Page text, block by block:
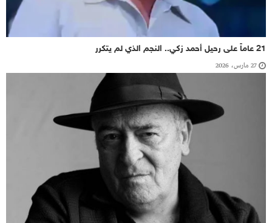
21 عاماً على رحيل أحمد زكي.. النجم الذي لم يتكرر
27 مارس، 2026